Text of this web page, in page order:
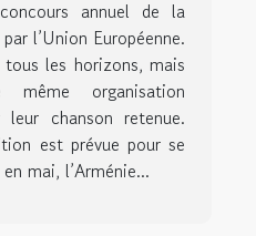
annuel de la
l’Union Européenne.
les horizons, mais
organisation
chanson retenue.
est prévue pour se
mai, l’Arménie...